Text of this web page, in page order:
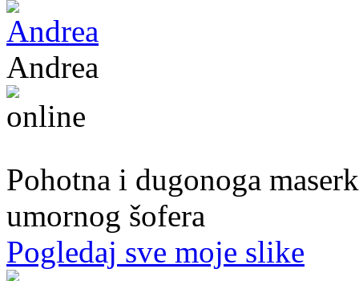
Andrea
Pohotna i dugonoga
umornog šofera
Pogledaj sve moje slike